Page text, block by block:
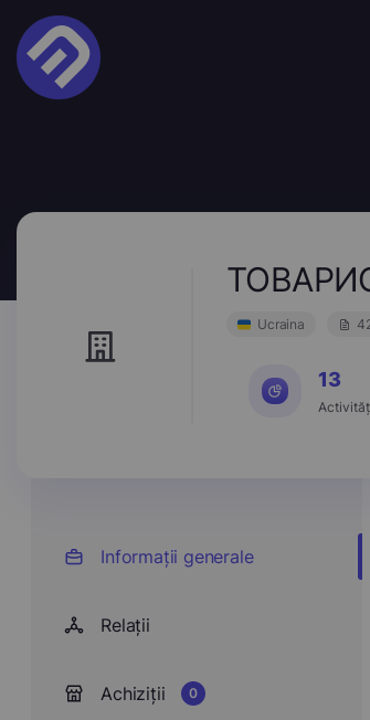
Ucraina
13
Informații generale
Relații
Achiziții 0